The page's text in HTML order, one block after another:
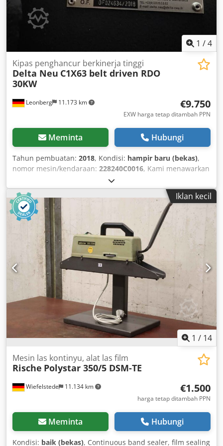
1 /4
Leonberg 11.173 km
Kipas penghancur berkinerja tinggi
Delta Neu C1X63 belt driven RDO
30KW
€9.750
EXW harga tetap ditambah PPN
Meminta Hubungi
Tahun pembuatan: 2018, Kondisi: hampir baru (bekas),
nomor mesin/kendaraan: 228240C0016, Kami menawarkan
kipas penghancur berkinerja tinggi Delta Neu C1X63 yang
digerakkan oleh sabuk, dengan daya 30 kW, kondisi seperti
baru, tahun pembuatan 2018. Produsen: Delta NEU Model:
C1X63, digerakkan oleh sabuk, RDO 30kW Tahun
Pembuatan: 2018 Daya: 30 kW Kecepatan putar
maksimum: 2700 RPM Tegangan: 3×400 V Jika Anda
memiliki pertanyaan atau membutuhkan informasi lebih
lanjut, jangan ragu untuk mengirimkan pesan atau
menghubungi kami. Kipas penghancur berkinerja tinggi ini
dikemas dalam kemasan aslinya dan belum pernah
digunakan. Buku panduan/instruksi pengoperasian dalam
bahasa Jerman tersedia. Mesin ini berada di 59823
Arnsberg. Chedpfx Aaozn Ulbehsa
Iklan kecil
1 / 14
Wiefelstede 11.134 km
Mesin las kontinyu, alat las film
Rische Polystar 350/5 DSM-TE
€1.500
harga tetap ditambah PPN
Meminta Hubungi
Kondisi: baik (bekas), Continuous band sealer, film sealing